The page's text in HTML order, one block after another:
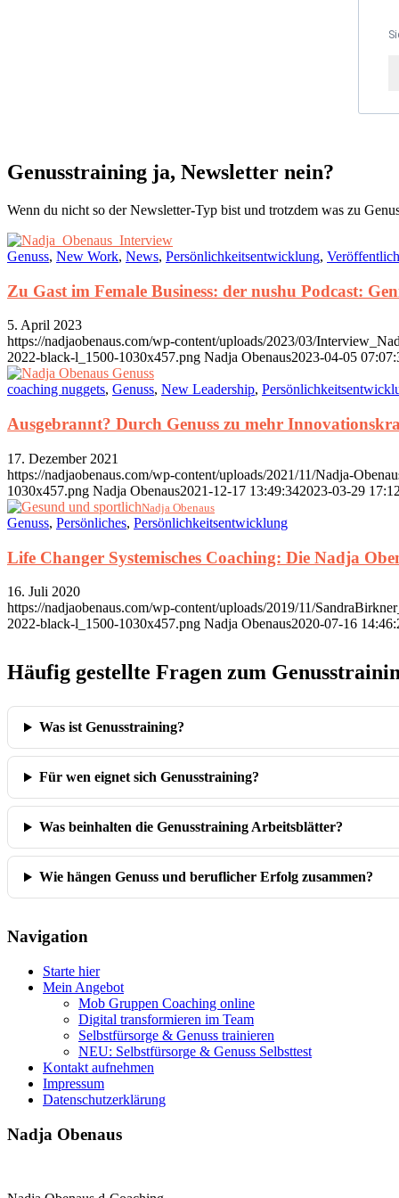
Genusstraining ja, Newsletter nein?
Wenn du nicht so der Newsletter-Typ bist und trotzdem was zu
Genuss, New Work, News, Persönlichkeitsentwicklung,
Zu Gast im Female Business: der nushu Podcast:
5. April 2023
https://nadjaobenaus.com/wp-content/uploads/2023/03/
2022-black-l_1500-1030x457.png Nadja Obenaus2023-04-05
coaching nuggets, Genuss, New Leadership,
Ausgebrannt? Durch Genuss zu mehr
17. Dezember 2021
https://nadjaobenaus.com/wp-content/uploads/2021/11/Nadja-
1030x457.png Nadja Obenaus2021-12-17 13:49:342023-03-29
Nadja Obenaus
Genuss, Persönliches, Persönlichkeitsentwicklung
Life Changer Systemisches Coaching: Die Nadja
16. Juli 2020
https://nadjaobenaus.com/wp-content/uploads/2019/11/
2022-black-l_1500-1030x457.png Nadja Obenaus2020-07-16
Häufig gestellte Fragen zum
Was ist Genusstraining?
Für wen eignet sich Genusstraining?
Was beinhalten die Genusstraining Arbeitsblätter?
Wie hängen Genuss und beruflicher Erfolg zusammen?
Navigation
Starte hier
Mein Angebot
Mob Gruppen Coaching online
Digital transformieren im Team
Selbstfürsorge & Genuss trainieren
NEU: Selbstfürsorge & Genuss Selbsttest
Kontakt aufnehmen
Impressum
Datenschutzerklärung
Nadja Obenaus